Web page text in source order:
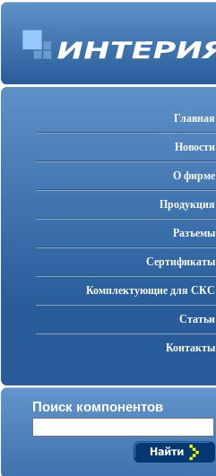
Главная
Новости
О фирме
Продукция
Разъемы
Cертификаты
Комплектующие для СКС
Статьи
Контакты
Поиск компонентов